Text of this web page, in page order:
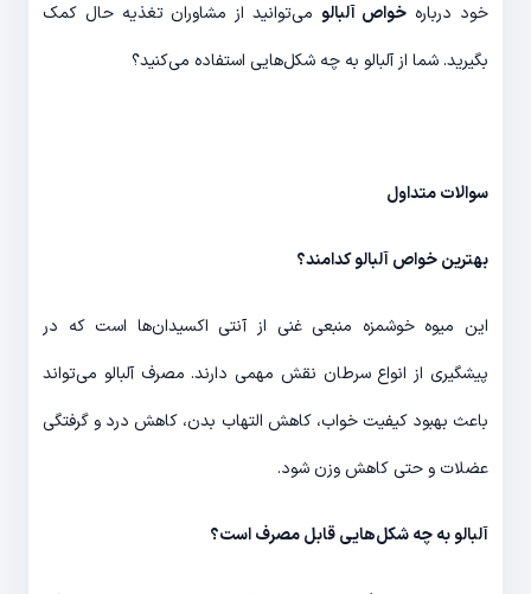
خود درباره خواص آلبالو می‌توانید از مشاوران تغذیه حال کمک
بگیرید. شما از آلبالو به چه شکل‌هایی استفاده می‌کنید؟
سوالات متداول
بهترین خواص آلبالو کدامند؟
این میوه خوشمزه منبعی غنی از آنتی اکسیدان‌ها است که در
پیشگیری از انواع سرطان نقش مهمی دارند. مصرف آلبالو می‌تواند
باعث بهبود کیفیت خواب، کاهش التهاب بدن، کاهش درد و گرفتگی
عضلات و حتی کاهش وزن شود.
آلبالو به چه شکل‌هایی قابل مصرف است؟